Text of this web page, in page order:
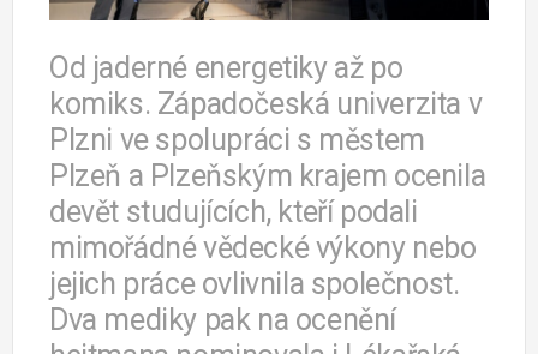
Od jaderné energetiky až po
komiks. Západočeská univerzita v
Plzni ve spolupráci s městem
Plzeň a Plzeňským krajem ocenila
devět studujících, kteří podali
mimořádné vědecké výkony nebo
jejich práce ovlivnila společnost.
Dva mediky pak na ocenění